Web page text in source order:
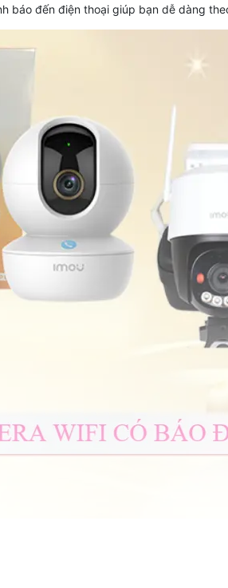
báo đến điện thoại giúp bạn dễ dàng